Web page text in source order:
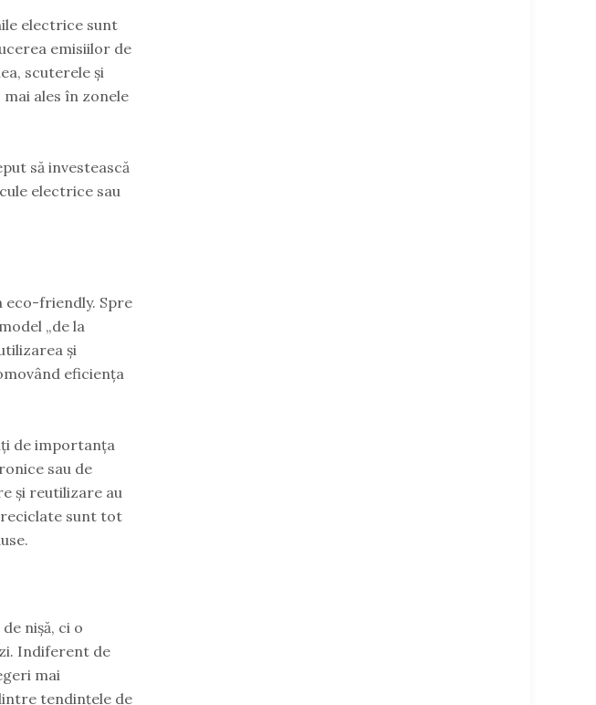
electrice sunt
emisiilor de
scuterele și
ales în zonele
să investească
electrice sau
eco-friendly. Spre
„de la
și
eficiența
de importanța
sau de
și reutilizare au
reciclate sunt tot
nișă, ci o
Indiferent de
mai
tendințele de